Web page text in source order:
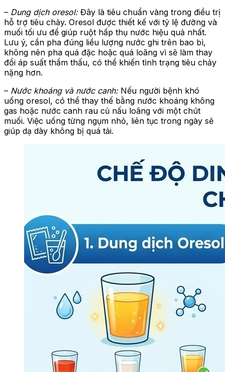
– Dung dịch oresol:Đây là tiêu chuẩn vàng trong điều trị
hỗ trợ tiêu chảy. Oresol được thiết kế với tỷ lệ đường và
muối tối ưu để giúp ruột hấp thụ nước hiệu quả nhất.
Lưu ý, cần pha đúng liều lượng nước ghi trên bao bì,
không nên pha quá đặc hoặc quá loãng vì sẽ làm thay
đổi áp suất thẩm thấu, có thể khiến tình trạng tiêu chảy
nặng hơn.
– Nước khoáng và nước canh:Nếu người bệnh khó
uống oresol, có thể thay thế bằng nước khoáng không
gas hoặc nước canh rau củ nấu loãng với một chút
muối. Việc uống từng ngụm nhỏ, liên tục trong ngày sẽ
giúp dạ dày không bị quá tải.